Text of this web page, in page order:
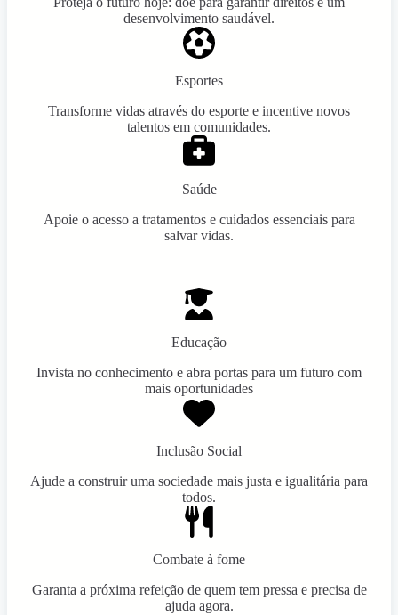
desenvolvimento saudável.
Esportes
Transforme vidas através do esporte e incentive novos
talentos em comunidades.
Saúde
Apoie o acesso a tratamentos e cuidados essenciais para
salvar vidas.
Educação
Invista no conhecimento e abra portas para um futuro com
mais oportunidades
Inclusão Social
Ajude a construir uma sociedade mais justa e igualitária para
todos.
Combate à fome
Garanta a próxima refeição de quem tem pressa e precisa de
ajuda agora.